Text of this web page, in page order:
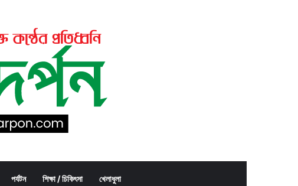
পর্যটন শিক্ষা / চিকিৎসা খেলাধুলা